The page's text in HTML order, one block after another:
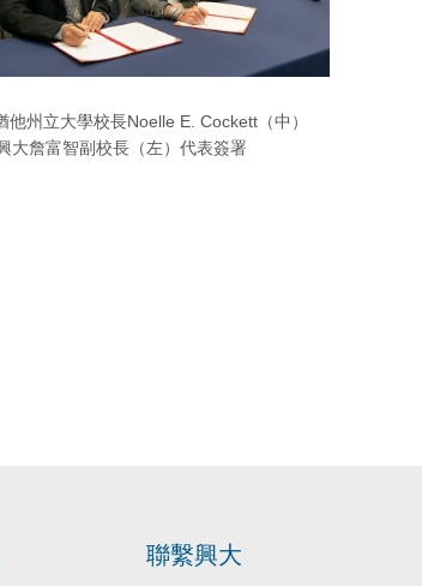
他州立大學校長Noelle E. Cockett（中）
大詹富智副校長（左）代表簽署
聯繫興大